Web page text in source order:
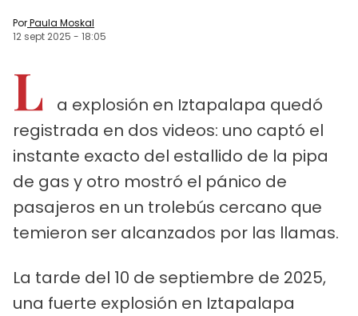
PorPaula Moskal
12 sept 2025 - 18:05
L
a explosión en Iztapalapa quedó
registrada en dos videos: uno captó el
instante exacto del estallido de la pipa
de gas y otro mostró el pánico de
pasajeros en un trolebús cercano que
temieron ser alcanzados por las llamas.
La tarde del 10 de septiembre de 2025,
una fuerte explosión en Iztapalapa